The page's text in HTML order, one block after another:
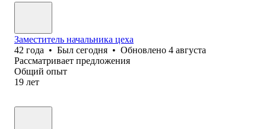
Заместитель начальника цеха
42 года • Был сегодня • Обновлено 4 августа
Рассматривает предложения
Общий опыт
19 лет